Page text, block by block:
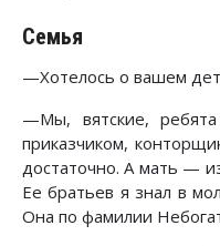
Семья
—Хотелось о вашем
—Мы, вятские,
приказчиком,
достаточно. А мать —
Ее братьев я знал в
Она по фамилии